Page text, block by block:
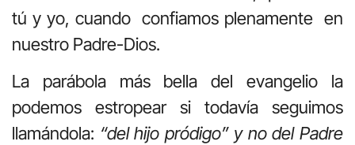
tú y yo, cuando confiamos plenamente en
nuestro Padre-Dios.
La parábola más bella del evangelio la
podemos estropear si todavía seguimos
llamándola: “del hijo pródigo” y no del Padre